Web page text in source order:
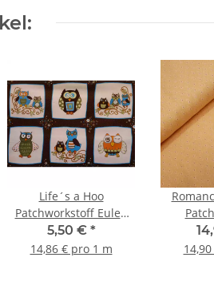
Life´s a Hoo
Patchworkstoff Eulen
braun, trükis, orange,
weiß, oliv
5,50 € *
14,86 € pro 1 m